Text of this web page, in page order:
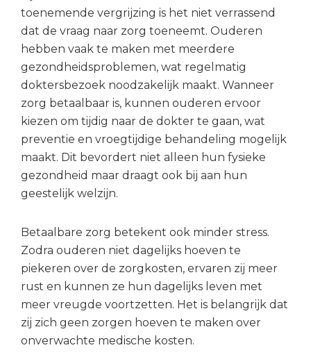
toenemende vergrijzing is het niet verrassend
dat de vraag naar zorg toeneemt. Ouderen
hebben vaak te maken met meerdere
gezondheidsproblemen, wat regelmatig
doktersbezoek noodzakelijk maakt. Wanneer
zorg betaalbaar is, kunnen ouderen ervoor
kiezen om tijdig naar de dokter te gaan, wat
preventie en vroegtijdige behandeling mogelijk
maakt. Dit bevordert niet alleen hun fysieke
gezondheid maar draagt ook bij aan hun
geestelijk welzijn.
Betaalbare zorg betekent ook minder stress.
Zodra ouderen niet dagelijks hoeven te
piekeren over de zorgkosten, ervaren zij meer
rust en kunnen ze hun dagelijks leven met
meer vreugde voortzetten. Het is belangrijk dat
zij zich geen zorgen hoeven te maken over
onverwachte medische kosten.